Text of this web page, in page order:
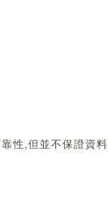
,但並不保證資